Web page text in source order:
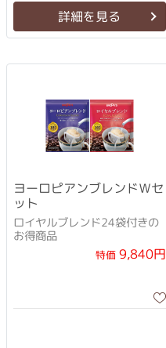
詳細を見る
ヨーロピアンブレンドＷセ
ット
ロイヤルブレンド24袋付きの
お得商品
特価9,840円